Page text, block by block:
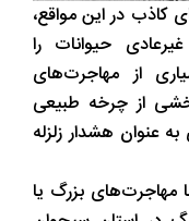
کاذب در این مواقع،
حیوانات را
از مهاجرت‌های
از چرخه طبیعی
عنوان هشدار زلزله
مهاجرت‌های بزرگ یا